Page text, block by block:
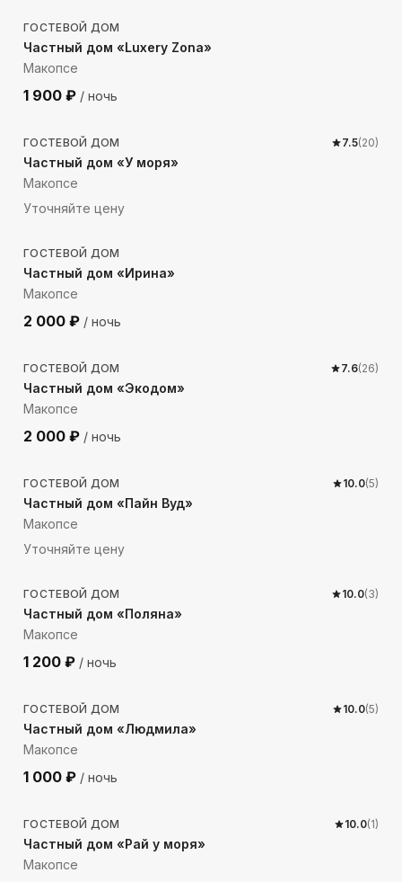
ГОСТЕВОЙ ДОМ
Частный дом «Luxery Zona»
Макопсе
1 900 ₽ / ночь
334м до моря
ГОСТЕВОЙ ДОМ 7.5(20)
Частный дом «У моря»
Макопсе
Уточняйте цену
799м до моря
ГОСТЕВОЙ ДОМ
Частный дом «Ирина»
Макопсе
2 000 ₽ / ночь
409м до моря
ГОСТЕВОЙ ДОМ 7.6(26)
Частный дом «Экодом»
Макопсе
2 000 ₽ / ночь
209м до моря
ГОСТЕВОЙ ДОМ 10.0(5)
Частный дом «Пайн Вуд»
Макопсе
Уточняйте цену
450м до моря
ГОСТЕВОЙ ДОМ 10.0(3)
Частный дом «Поляна»
Макопсе
1 200 ₽ / ночь
484 м до моря
ГОСТЕВОЙ ДОМ 10.0(5)
Частный дом «Людмила»
Макопсе
1 000 ₽ / ночь
416м до моря
ГОСТЕВОЙ ДОМ 10.0(1)
Частный дом «Рай у моря»
Макопсе